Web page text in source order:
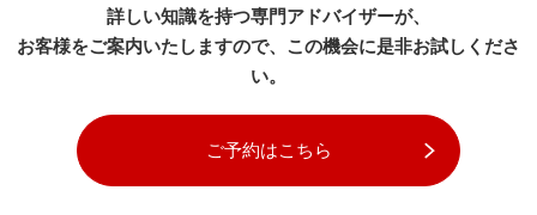
詳しい知識を持つ専門アドバイザーが、
お客様をご案内いたしますので、この機会に是非お試しくださ
い。
ご予約はこちら